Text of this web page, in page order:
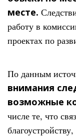
месте.
работу в
проектах по
По данным
внимания
возможные
числе те, что